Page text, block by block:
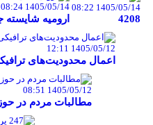
1405/05/14 08:24
اروميه
1405/05/14 08:22
4208
1405/05/12 12:11
اعمال محدودیت‌های
1405/05/12 08:51
مطالبات مردم در